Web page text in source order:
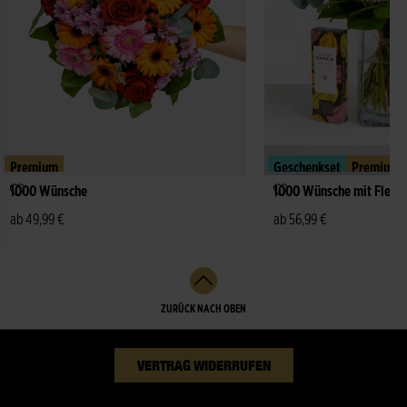
Premium
1000 Wünsche
ab 49,99 €
Geschenkset
Premium
1000 Wünsche mit Fleur
ab 56,99 €
ZURÜCK NACH OBEN
VERTRAG WIDERRUFEN